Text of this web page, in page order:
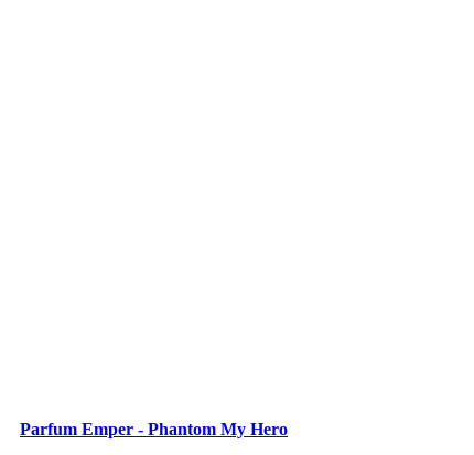
Parfum Emper - Phantom My Hero